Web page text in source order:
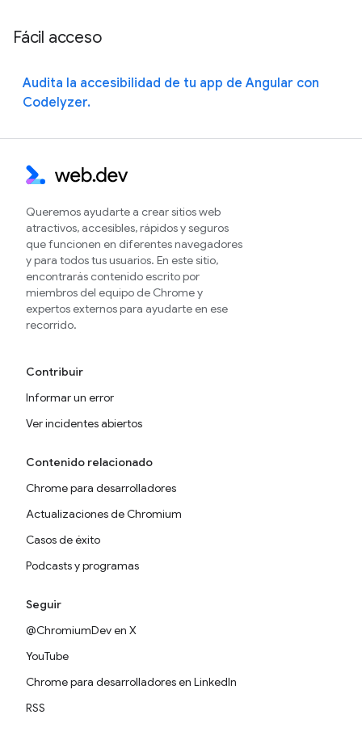
Fácil acceso
Audita la accesibilidad de tu app de Angular con
Codelyzer.
Queremos ayudarte a crear sitios web
atractivos, accesibles, rápidos y seguros
que funcionen en diferentes navegadores
y para todos tus usuarios. En este sitio,
encontrarás contenido escrito por
miembros del equipo de Chrome y
expertos externos para ayudarte en ese
recorrido.
Contribuir
Informar un error
Ver incidentes abiertos
Contenido relacionado
Chrome para desarrolladores
Actualizaciones de Chromium
Casos de éxito
Podcasts y programas
Seguir
@ChromiumDev en X
YouTube
Chrome para desarrolladores en LinkedIn
RSS